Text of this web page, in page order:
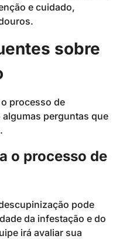
e cuidado,
sobre
processo de
perguntas que
o processo de
pode
da infestação e do
irá avaliar sua